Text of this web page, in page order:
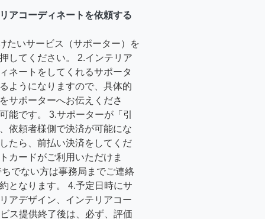
アコーディネートを依頼する
たいサービス（サポーター）を
してください。 2.インテリア
ネートをしてくれるサポータ
ようになりますので、具体的
サポーターへお伝えくださ
能です。 3.サポーターが「引
依頼者様側で決済が可能にな
たら、前払い決済をしてくだ
カードがご利用いただけま
でない方は事務局までご連絡
となります。 4.予定日時にサ
アデザイン、インテリアコー
ス提供終了後は、必ず、評価